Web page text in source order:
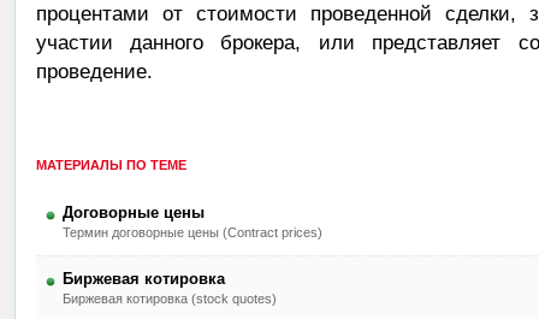
процентами от стоимости проведенной сделки,
участии данного брокера, или представляет
проведение.
МАТЕРИАЛЫ ПО ТЕМЕ
Договорные цены
Термин договорные цены (Contract prices)
Биржевая котировка
Биржевая котировка (stock quotes)